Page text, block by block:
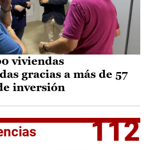
viviendas
gracias a más de 57
inversión
112